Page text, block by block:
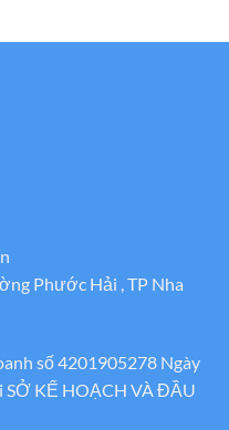
Phước Hải , TP Nha
số 4201905278 Ngày
SỞ KẾ HOẠCH VÀ ĐẦU